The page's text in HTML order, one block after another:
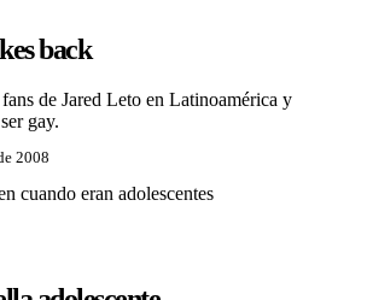
back
de Jared Leto en Latinoamérica y
gay.
2008